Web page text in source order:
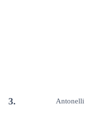
3. Antonelli